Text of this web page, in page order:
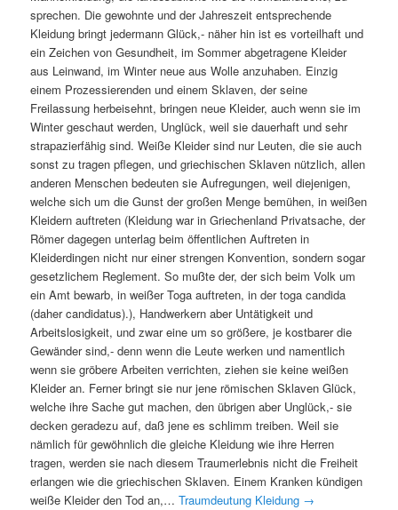
sprechen. Die gewohnte und der Jahreszeit entsprechende
Kleidung bringt jedermann Glück,- näher hin ist es vorteilhaft und
ein Zeichen von Gesundheit, im Sommer abgetragene Kleider
aus Leinwand, im Winter neue aus Wolle anzuhaben. Einzig
einem Prozessierenden und einem Sklaven, der seine
Freilassung herbeisehnt, bringen neue Kleider, auch wenn sie im
Winter geschaut werden, Unglück, weil sie dauerhaft und sehr
strapazierfähig sind. Weiße Kleider sind nur Leuten, die sie auch
sonst zu tragen pflegen, und griechischen Sklaven nützlich, allen
anderen Menschen bedeuten sie Aufregungen, weil diejenigen,
welche sich um die Gunst der großen Menge bemühen, in weißen
Kleidern auftreten (Kleidung war in Griechenland Privatsache, der
Römer dagegen unterlag beim öffentlichen Auftreten in
Kleiderdingen nicht nur einer strengen Konvention, sondern sogar
gesetzlichem Reglement. So mußte der, der sich beim Volk um
ein Amt bewarb, in weißer Toga auftreten, in der toga candida
(daher candidatus).), Handwerkern aber Untätigkeit und
Arbeitslosigkeit, und zwar eine um so größere, je kostbarer die
Gewänder sind,- denn wenn die Leute werken und namentlich
wenn sie gröbere Arbeiten verrichten, ziehen sie keine weißen
Kleider an. Ferner bringt sie nur jene römischen Sklaven Glück,
welche ihre Sache gut machen, den übrigen aber Unglück,- sie
decken geradezu auf, daß jene es schlimm treiben. Weil sie
nämlich für gewöhnlich die gleiche Kleidung wie ihre Herren
tragen, werden sie nach diesem Traumerlebnis nicht die Freiheit
erlangen wie die griechischen Sklaven. Einem Kranken kündigen
weiße Kleider den Tod an,…Traumdeutung Kleidung →